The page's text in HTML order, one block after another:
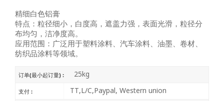
精细白色铝膏
特点：粒径细小，白度高，遮盖力强，表面光滑，粒径分
布均匀，洁净度高。
应用范围：广泛用于塑料涂料、汽车涂料、油墨、卷材、
纺织品涂料等领域。
订单(最小起订量) : 25kg
支付 : TT,L/C,Paypal, Western union